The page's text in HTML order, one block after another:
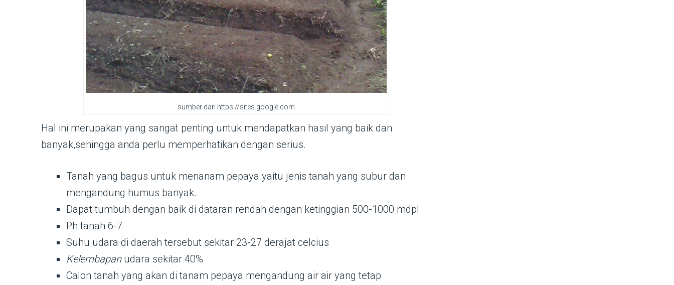
sumber dari https://sites.google.com
Hal ini merupakan yang sangat penting untuk mendapatkan hasil yang baik dan
banyak,sehingga anda perlu memperhatikan dengan serius.
Tanah yang bagus untuk menanam pepaya yaitu jenis tanah yang subur dan
mengandung humus banyak.
Dapat tumbuh dengan baik di dataran rendah dengan ketinggian 500-1000 mdpl
Ph tanah 6-7
Suhu udara di daerah tersebut sekitar 23-27 derajat celcius
Kelembapanudara sekitar 40%
Calon tanah yang akan di tanam pepaya mengandung air air yang tetap